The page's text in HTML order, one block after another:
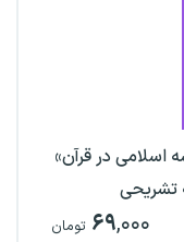
اسلامی در قرآن»
تشریحی
۶۹,۰۰۰ تومان